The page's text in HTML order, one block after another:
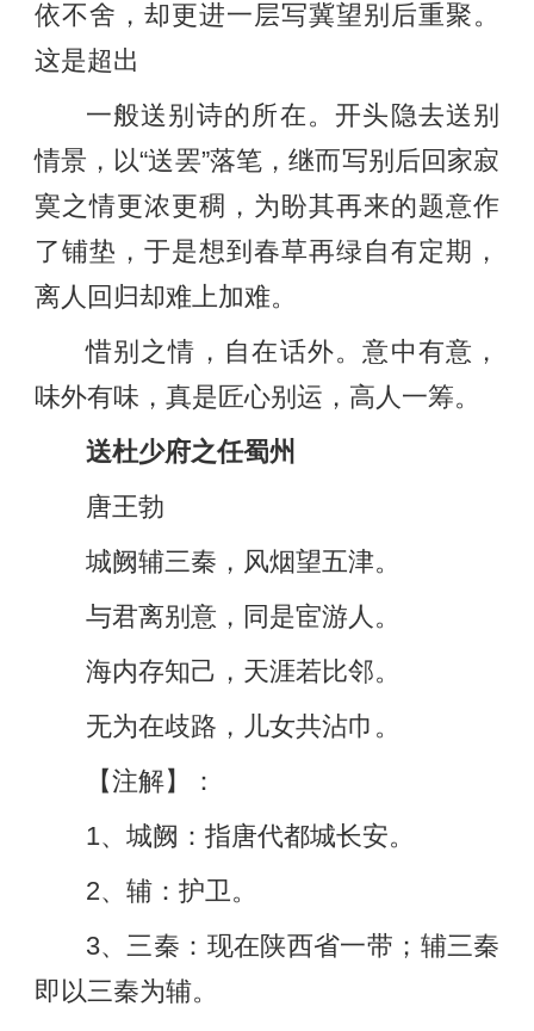
依不舍，却更进一层写冀望别后重聚。
这是超出
一般送别诗的所在。开头隐去送别
情景，以“送罢”落笔，继而写别后回家寂
寞之情更浓更稠，为盼其再来的题意作
了铺垫，于是想到春草再绿自有定期，
离人回归却难上加难。
惜别之情，自在话外。意中有意，
味外有味，真是匠心别运，高人一筹。
送杜少府之任蜀州
唐王勃
城阙辅三秦，风烟望五津。
与君离别意，同是宦游人。
海内存知己，天涯若比邻。
无为在歧路，儿女共沾巾。
【注解】：
1、城阙：指唐代都城长安。
2、辅：护卫。
3、三秦：现在陕西省一带；辅三秦
即以三秦为辅。